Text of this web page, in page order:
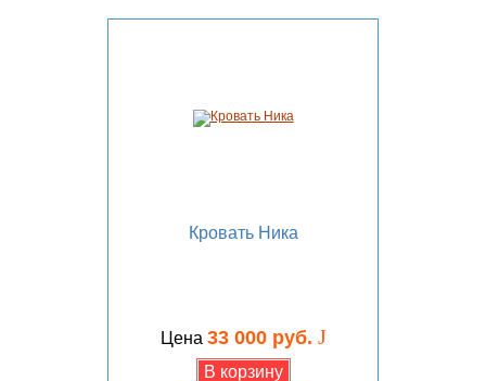
Кровать Ника
Цена 33 000 руб. J